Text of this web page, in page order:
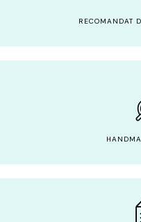
RECOMANDAT